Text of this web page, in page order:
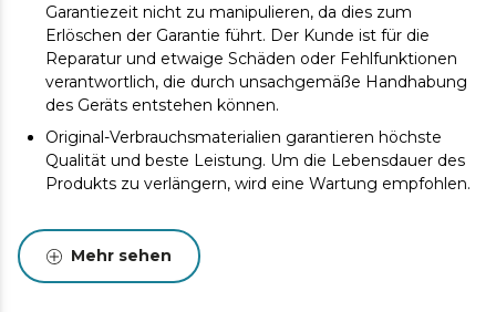
Garantiezeit nicht zu manipulieren, da dies zum
Erlöschen der Garantie führt. Der Kunde ist für die
Reparatur und etwaige Schäden oder Fehlfunktionen
verantwortlich, die durch unsachgemäße Handhabung
des Geräts entstehen können.
Original-Verbrauchsmaterialien garantieren höchste
Qualität und beste Leistung. Um die Lebensdauer des
Produkts zu verlängern, wird eine Wartung empfohlen.
Mehr sehen